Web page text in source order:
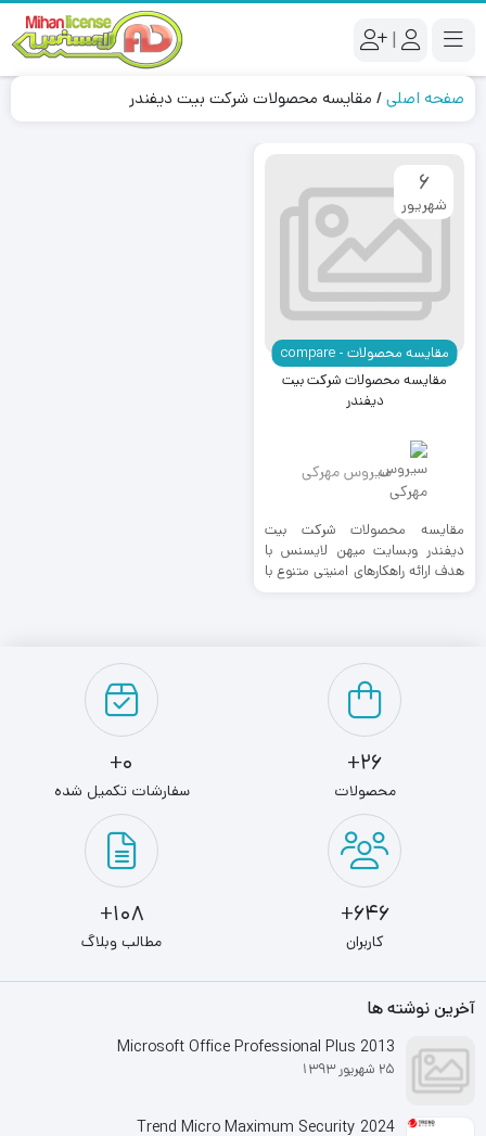
|
صفحه اصلی/ مقایسه محصولات شرکت بیت دیفندر
مقایسه محصولات - compare
6
شهریور
مقایسه محصولات شرکت بیت
دیفندر
سیروس مهرکی
مقایسه محصولات شرکت بیت
دیفندر وبسایت میهن لایسنس با
هدف ارائه راهکارهای امنیتی متنوع با
26+
محصولات
0+
سفارشات تکمیل شده
646+
کاربران
108+
مطالب وبلاگ
آخرین نوشته ها
Microsoft Office Professional Plus 2013
25 شهریور 1393
Trend Micro Maximum Security 2024